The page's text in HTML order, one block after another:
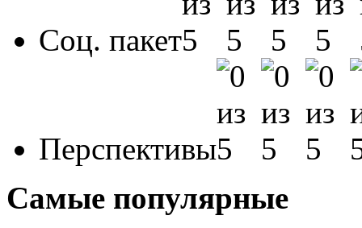
Соц. пакет
Перспективы
Самые популярные